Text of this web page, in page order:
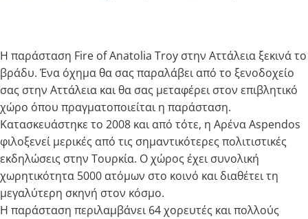
Η παράσταση Fire of Anatolia Troy στην Αττάλεια ξεκινά το
βράδυ. Ένα όχημα θα σας παραλάβει από το ξενοδοχείο
σας στην Αττάλεια και θα σας μεταφέρει στον επιβλητικό
χώρο όπου πραγματοποιείται η παράσταση.
Κατασκευάστηκε το 2008 και από τότε, η Αρένα Aspendos
φιλοξενεί μερικές από τις σημαντικότερες πολιτιστικές
εκδηλώσεις στην Τουρκία. Ο χώρος έχει συνολική
χωρητικότητα 5000 ατόμων στο κοινό και διαθέτει τη
μεγαλύτερη σκηνή στον κόσμο.
Η παράσταση περιλαμβάνει 64 χορευτές και πολλούς